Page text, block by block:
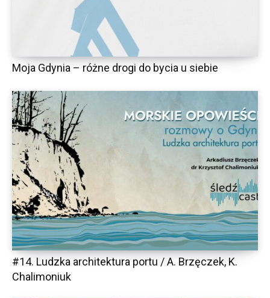
Moja Gdynia – różne drogi do bycia u siebie
#14. Ludzka architektura portu / A. Brzęczek, K.
Chalimoniuk